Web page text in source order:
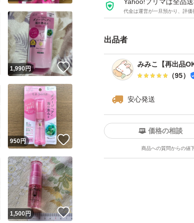
代金は運営が一旦預かり、評
出品者
みみこ【再出品OK
（95）
安心発送
価格の相談
商品への質問からの値
いね！
1,990円 いいね！
いね！
950円 いいね！
いね！
1,500円 いいね！